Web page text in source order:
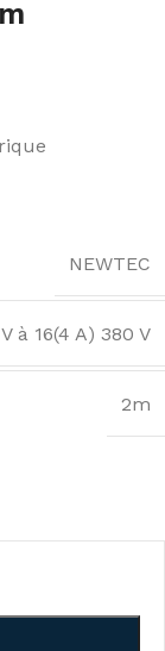
NEWTEC
à 16(4 A) 380 V
2m